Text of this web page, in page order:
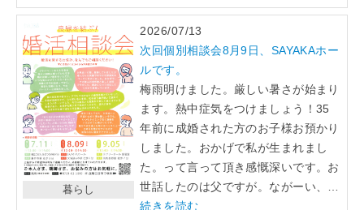
2026/07/13
次回個別相談会8月9日、SAYAKAホー
ルです。
梅雨明けました。厳しい暑さが始まり
ます。熱中症気をつけましょう！35
年前に成婚された方のお子様お預かり
しました。おかげで私が生まれまし
た。って言って頂き感慨深いです。お
世話したのは父ですが。ながーい、…
続きを読む
暮らし